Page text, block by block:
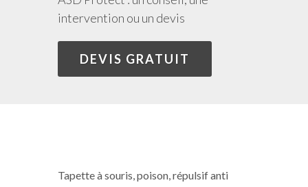
intervention ou un devis
DEVIS GRATUIT
Tapette à souris, poison, répulsif anti